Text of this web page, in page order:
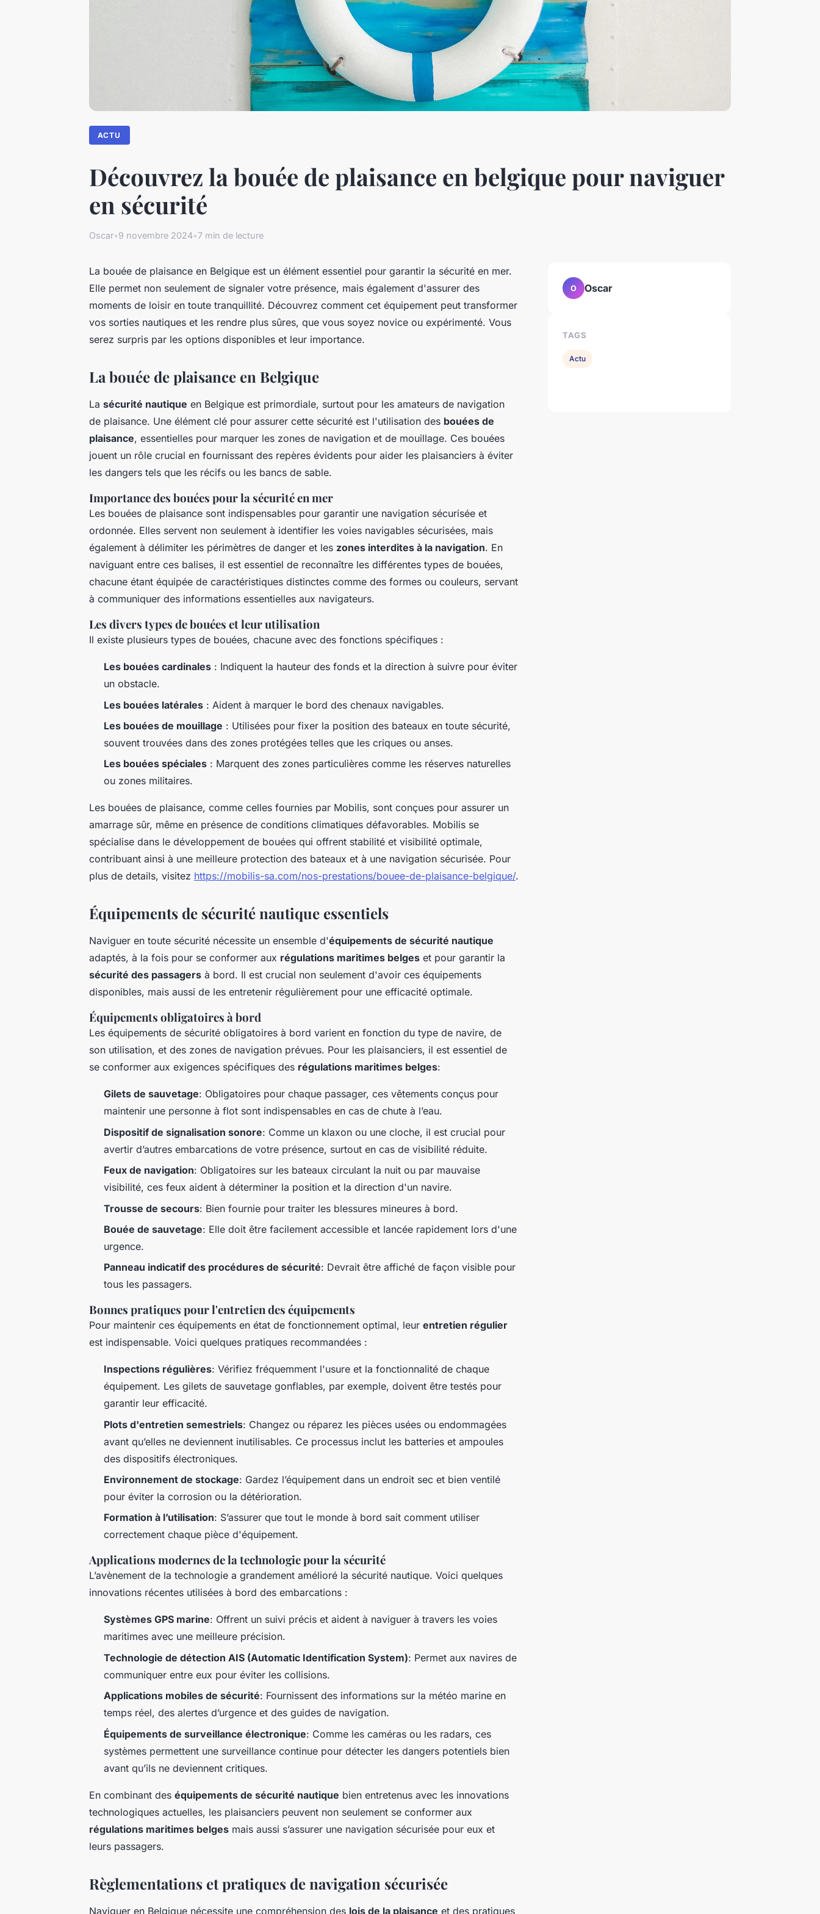
ACTU
Découvrez la bouée de plaisance en belgique pour naviguer
en sécurité
Oscar•9 novembre 2024•7 min de lecture
La bouée de plaisance en Belgique est un élément essentiel pour garantir la sécurité en mer.
Elle permet non seulement de signaler votre présence, mais également d'assurer des
moments de loisir en toute tranquillité. Découvrez comment cet équipement peut transformer
vos sorties nautiques et les rendre plus sûres, que vous soyez novice ou expérimenté. Vous
serez surpris par les options disponibles et leur importance.
La bouée de plaisance en Belgique
La sécurité nautique en Belgique est primordiale, surtout pour les amateurs de navigation
de plaisance. Une élément clé pour assurer cette sécurité est l'utilisation des bouées de
plaisance, essentielles pour marquer les zones de navigation et de mouillage. Ces bouées
jouent un rôle crucial en fournissant des repères évidents pour aider les plaisanciers à éviter
les dangers tels que les récifs ou les bancs de sable.
Importance des bouées pour la sécurité en mer
Les bouées de plaisance sont indispensables pour garantir une navigation sécurisée et
ordonnée. Elles servent non seulement à identifier les voies navigables sécurisées, mais
également à délimiter les périmètres de danger et les zones interdites à la navigation. En
naviguant entre ces balises, il est essentiel de reconnaître les différentes types de bouées,
chacune étant équipée de caractéristiques distinctes comme des formes ou couleurs, servant
à communiquer des informations essentielles aux navigateurs.
Les divers types de bouées et leur utilisation
Il existe plusieurs types de bouées, chacune avec des fonctions spécifiques :
Les bouées cardinales : Indiquent la hauteur des fonds et la direction à suivre pour éviter
un obstacle.
Les bouées latérales : Aident à marquer le bord des chenaux navigables.
Les bouées de mouillage : Utilisées pour fixer la position des bateaux en toute sécurité,
souvent trouvées dans des zones protégées telles que les criques ou anses.
Les bouées spéciales : Marquent des zones particulières comme les réserves naturelles
ou zones militaires.
Les bouées de plaisance, comme celles fournies par Mobilis, sont conçues pour assurer un
amarrage sûr, même en présence de conditions climatiques défavorables. Mobilis se
spécialise dans le développement de bouées qui offrent stabilité et visibilité optimale,
contribuant ainsi à une meilleure protection des bateaux et à une navigation sécurisée. Pour
plus de details, visitez https://mobilis-sa.com/nos-prestations/bouee-de-plaisance-belgique/.
Équipements de sécurité nautique essentiels
Naviguer en toute sécurité nécessite un ensemble d'équipements de sécurité nautique
adaptés, à la fois pour se conformer aux régulations maritimes belges et pour garantir la
sécurité des passagers à bord. Il est crucial non seulement d'avoir ces équipements
disponibles, mais aussi de les entretenir régulièrement pour une efficacité optimale.
Équipements obligatoires à bord
Les équipements de sécurité obligatoires à bord varient en fonction du type de navire, de
son utilisation, et des zones de navigation prévues. Pour les plaisanciers, il est essentiel de
se conformer aux exigences spécifiques des régulations maritimes belges:
Gilets de sauvetage: Obligatoires pour chaque passager, ces vêtements conçus pour
maintenir une personne à flot sont indispensables en cas de chute à l’eau.
Dispositif de signalisation sonore: Comme un klaxon ou une cloche, il est crucial pour
avertir d’autres embarcations de votre présence, surtout en cas de visibilité réduite.
Feux de navigation: Obligatoires sur les bateaux circulant la nuit ou par mauvaise
visibilité, ces feux aident à déterminer la position et la direction d'un navire.
Trousse de secours: Bien fournie pour traiter les blessures mineures à bord.
Bouée de sauvetage: Elle doit être facilement accessible et lancée rapidement lors d'une
urgence.
Panneau indicatif des procédures de sécurité: Devrait être affiché de façon visible pour
tous les passagers.
Bonnes pratiques pour l'entretien des équipements
Pour maintenir ces équipements en état de fonctionnement optimal, leur entretien régulier
est indispensable. Voici quelques pratiques recommandées :
Inspections régulières: Vérifiez fréquemment l'usure et la fonctionnalité de chaque
équipement. Les gilets de sauvetage gonflables, par exemple, doivent être testés pour
garantir leur efficacité.
Plots d'entretien semestriels: Changez ou réparez les pièces usées ou endommagées
avant qu’elles ne deviennent inutilisables. Ce processus inclut les batteries et ampoules
des dispositifs électroniques.
Environnement de stockage: Gardez l’équipement dans un endroit sec et bien ventilé
pour éviter la corrosion ou la détérioration.
Formation à l’utilisation: S’assurer que tout le monde à bord sait comment utiliser
correctement chaque pièce d'équipement.
Applications modernes de la technologie pour la sécurité
L’avènement de la technologie a grandement amélioré la sécurité nautique. Voici quelques
innovations récentes utilisées à bord des embarcations :
Systèmes GPS marine: Offrent un suivi précis et aident à naviguer à travers les voies
maritimes avec une meilleure précision.
Technologie de détection AIS (Automatic Identification System): Permet aux navires de
communiquer entre eux pour éviter les collisions.
Applications mobiles de sécurité: Fournissent des informations sur la météo marine en
temps réel, des alertes d’urgence et des guides de navigation.
Équipements de surveillance électronique: Comme les caméras ou les radars, ces
systèmes permettent une surveillance continue pour détecter les dangers potentiels bien
avant qu’ils ne deviennent critiques.
En combinant des équipements de sécurité nautique bien entretenus avec les innovations
technologiques actuelles, les plaisanciers peuvent non seulement se conformer aux
régulations maritimes belges mais aussi s’assurer une navigation sécurisée pour eux et
leurs passagers.
Règlementations et pratiques de navigation sécurisée
Naviguer en Belgique nécessite une compréhension des lois de la plaisance et des pratiques
O Oscar
TAGS
Actu